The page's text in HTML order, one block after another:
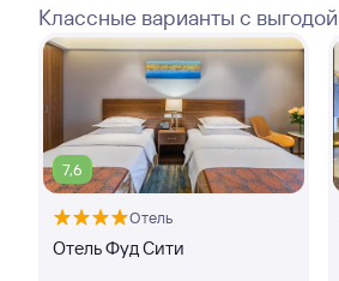
Классные варианты с
7,6
Отель
Отель Фуд Сити